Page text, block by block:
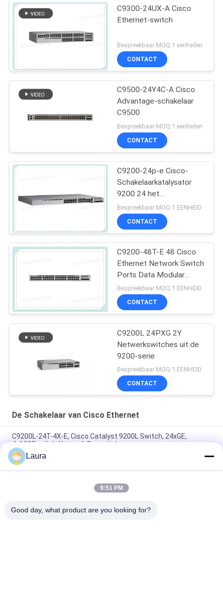
C9300-24UX-A Cisco
Ethernet-switch
Bespreekbaar MOQ:1 eenheden
CONTACT
C9500-24Y4C-A Cisco
Advantage-schakelaar
C9500
Bespreekbaar MOQ:1 eenheden
CONTACT
C9200-24p-e Cisco-
Schakelaarkatalysator
9200 24 het
Netwerkhoofdzaak van
de Havenpoe+
Schakelaar
Bespreekbaar MOQ:1 EENHEID
CONTACT
C9200-48T-E 48 Cisco
Ethernet Network Switch
Ports Data Modular
Uplink Opties
Bespreekbaar MOQ:1 EENHEID
CONTACT
C9200L 24PXG 2Y
Netwerkswitches uit de
9200-serie
Bespreekbaar MOQ:1 EENHEID
CONTACT
De Schakelaar van Cisco Ethernet
C9200L-24T-4X-E, Cisco Catalyst 9200L Switch, 24xGE,
4x10GE uplink, Netwerk Essentials
C9300L-24T-4G-E, Cisco Catalyst 9300 Switch, alleen 24x1G
koper/4x1G SFP/data
C9500-48Y4C-A, Cisco Catalyst 9500 Switch, 48x25G-
Laura
9:51 PM
Good day, what product are you looking for?